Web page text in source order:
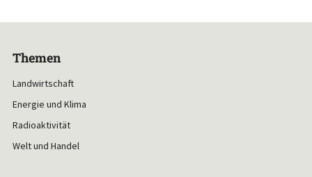
Themen
Landwirtschaft
Energie und Klima
Radioaktivität
Welt und Handel